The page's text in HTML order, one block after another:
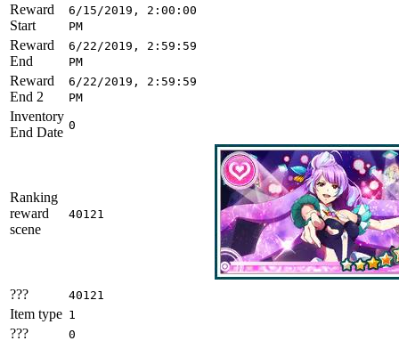
Reward
Start
6/15/2019, 2:00:00
PM
Reward
End
6/22/2019, 2:59:59
PM
Reward
End 2
6/22/2019, 2:59:59
PM
Inventory
End Date 0
Ranking
reward
scene
40121
??? 40121
Item type 1
??? 0